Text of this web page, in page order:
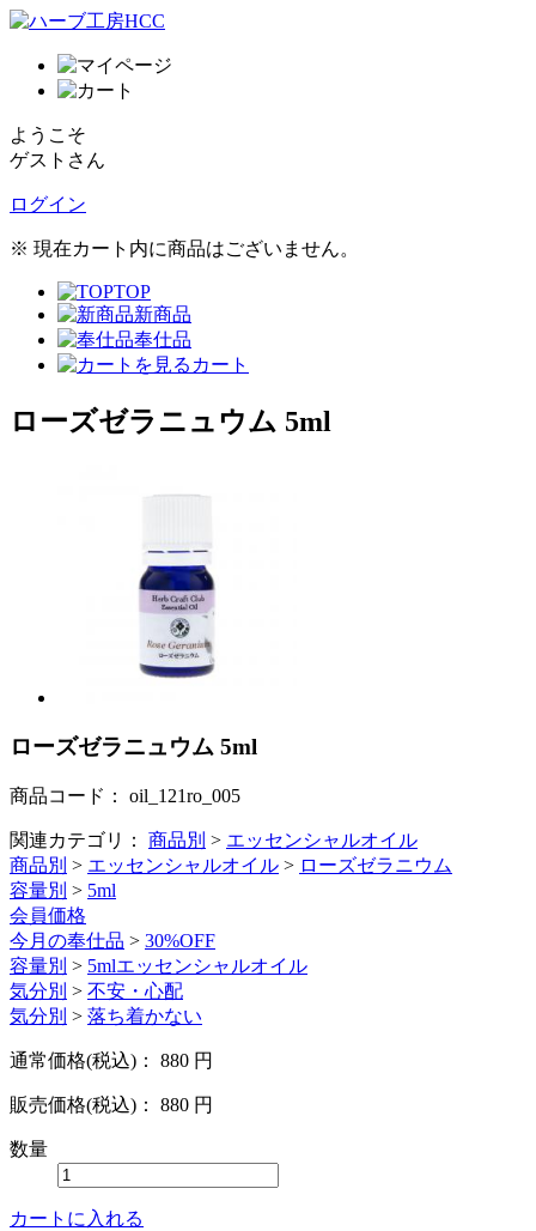
ようこそ
ゲストさん
ログイン
※ 現在カート内に商品はございません。
TOP
新商品
奉仕品
カート
ローズゼラニュウム 5ml
ローズゼラニュウム 5ml
商品コード： oil_121ro_005
関連カテゴリ： 商品別 > エッセンシャルオイル
商品別 > エッセンシャルオイル > ローズゼラニウム
容量別 > 5ml
会員価格
今月の奉仕品 > 30%OFF
容量別 > 5mlエッセンシャルオイル
気分別 > 不安・心配
気分別 > 落ち着かない
通常価格(税込)： 880 円
販売価格(税込)： 880 円
数量
カートに入れる